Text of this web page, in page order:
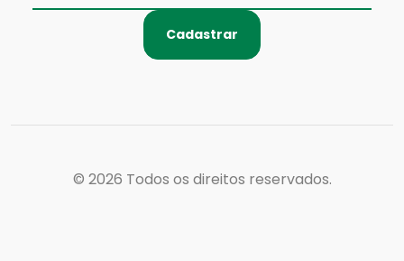
Cadastrar
© 2026 Todos os direitos reservados.